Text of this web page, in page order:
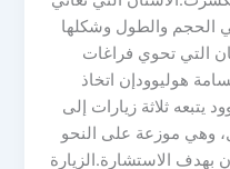
الحجم والطول وشكلها
التي تحوي فراغات
هوليوودإن اتخاذ
يتبعه ثلاثة زيارات إلى
وهي موزعة على النحو
بهدف الاستشارة.الزيارة